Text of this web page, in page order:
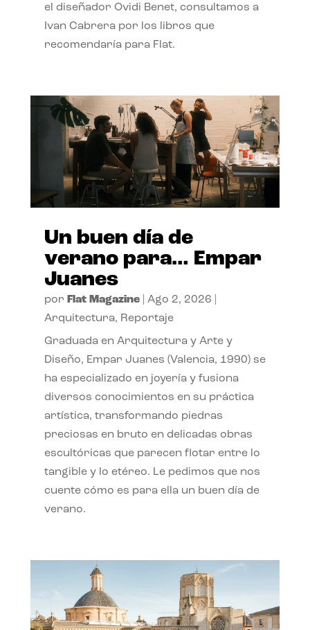
el diseñador Ovidi Benet, consultamos a
Ivan Cabrera por los libros que
recomendaría para Flat.
Un buen día de
verano para… Empar
Juanes
por Flat Magazine| Ago 2, 2026
Arquitectura, Reportaje
Graduada en Arquitectura y Arte y
Diseño, Empar Juanes (Valencia, 1990) se
ha especializado en joyería y fusiona
diversos conocimientos en su práctica
artística, transformando piedras
preciosas en bruto en delicadas obras
escultóricas que parecen flotar entre lo
tangible y lo etéreo. Le pedimos que nos
cuente cómo es para ella un buen día de
verano.